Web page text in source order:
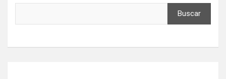
Buscar